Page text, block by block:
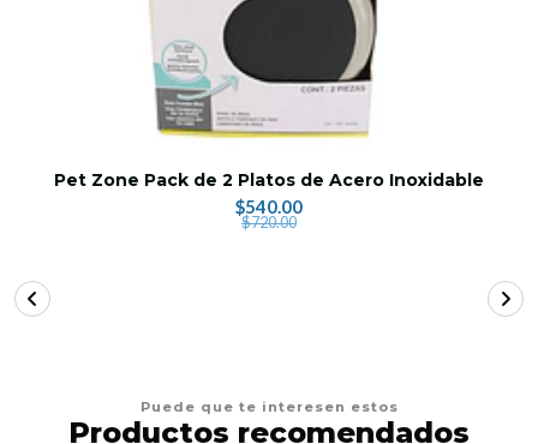
Pet Zone Pack de 2 Platos de Acero Inoxidable
$540.00
$720.00
Puede que te interesen estos
Productos recomendados